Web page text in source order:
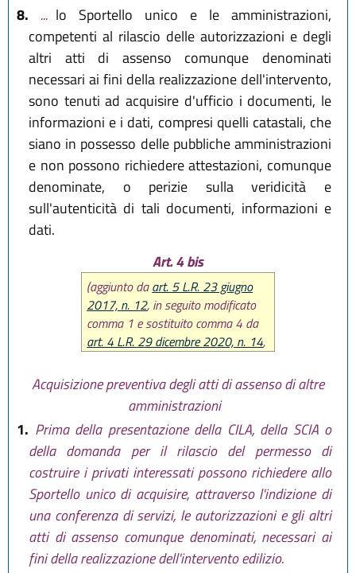
8.
... lo Sportello unico e le amministrazioni,
competenti al rilascio delle autorizzazioni e degli
altri atti di assenso comunque denominati
necessari ai fini della realizzazione dell'intervento,
sono tenuti ad acquisire d'ufficio i documenti, le
informazioni e i dati, compresi quelli catastali, che
siano in possesso delle pubbliche amministrazioni
e non possono richiedere attestazioni, comunque
denominate, o perizie sulla veridicità e
sull'autenticità di tali documenti, informazioni e
dati.
Art. 4 bis
(aggiunto daart. 5 L.R. 23 giugno
2017, n. 12, in seguito modificato
comma 1 e sostituito comma 4 da
art. 4 L.R. 29 dicembre 2020, n. 14,
L.R. 20 maggio 2021, n. 5)
Acquisizione preventiva degli atti di assenso di altre
amministrazioni
1. Prima della presentazione della CILA, della SCIA o
della domanda per il rilascio del permesso di
costruire i privati interessati possono richiedere allo
Sportello unico di acquisire, attraverso l'indizione di
una conferenza di servizi, le autorizzazioni e gli altri
atti di assenso comunque denominati, necessari ai
fini della realizzazione dell'intervento edilizio.